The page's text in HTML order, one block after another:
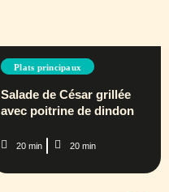
Plats principaux
Salade de César grillée
avec poitrine de dindon
20 min 20 min